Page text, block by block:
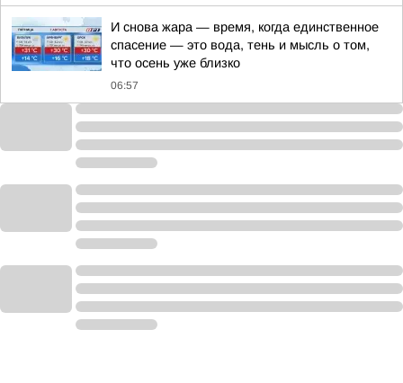
И снова жара — время, когда единственное
спасение — это вода, тень и мысль о том,
что осень уже близко
06:57